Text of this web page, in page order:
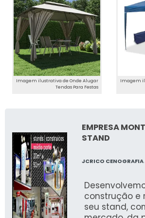
Aluguel de Brinquedos:
Tobogã
Para festas infantis,
brinquedos como pula
garantindo diversão para os
TENDAS
Depoimentos de Clientes
Nossos clientes adoram o
de qualidade que oferecemos.
depoimentos e veja como
transformar seu evento.
Imagem ilustrativa de Onde Alugar
Tendas Para Festas
Imagem
EMPRESA
STAND
JCRICO CENOGRAFIA
construção e
seu stand,